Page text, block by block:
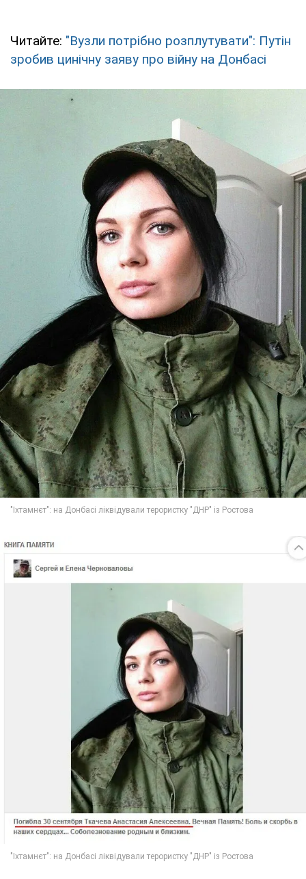
Читайте: "Вузли потрібно розплутувати": Путін
зробив цинічну заяву про війну на Донбасі